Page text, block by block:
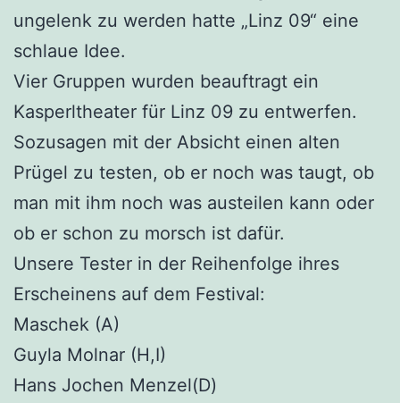
ungelenk zu werden hatte „Linz 09“ eine
schlaue Idee.
Vier Gruppen wurden beauftragt ein
Kasperltheater für Linz 09 zu entwerfen.
Sozusagen mit der Absicht einen alten
Prügel zu testen, ob er noch was taugt, ob
man mit ihm noch was austeilen kann oder
ob er schon zu morsch ist dafür.
Unsere Tester in der Reihenfolge ihres
Erscheinens auf dem Festival:
Maschek (A)
Guyla Molnar (H,I)
Hans Jochen Menzel(D)